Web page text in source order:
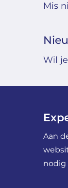
Mis
Wil
Aan
nodig